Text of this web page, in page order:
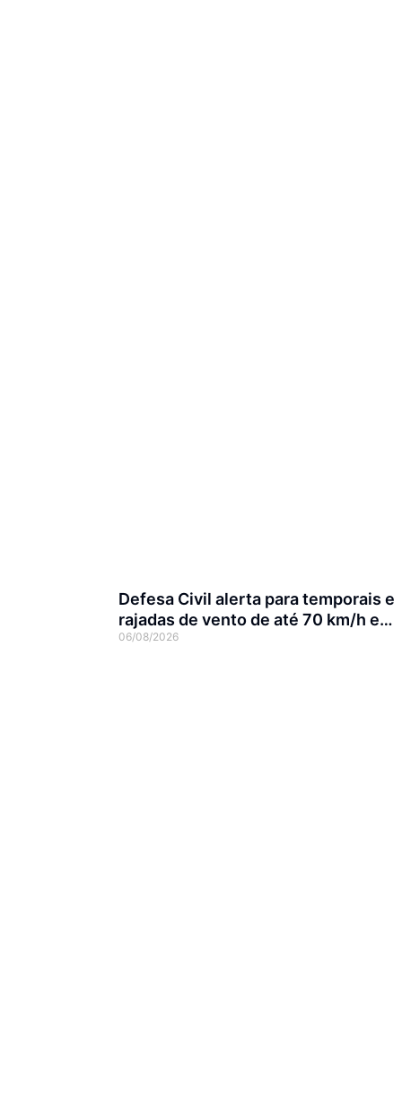
Defesa Civil alerta para temporais e
rajadas de vento de até 70 km/h em
Joinville
06/08/2026